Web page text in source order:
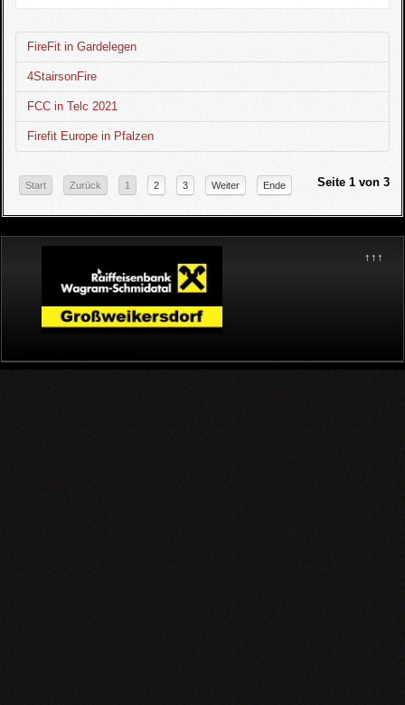
FireFit in Gardelegen
4StairsonFire
FCC in Telc 2021
Firefit Europe in Pfalzen
Seite 1 von 3
Start Zurück 1 2 3 Weiter Ende
↑↑↑